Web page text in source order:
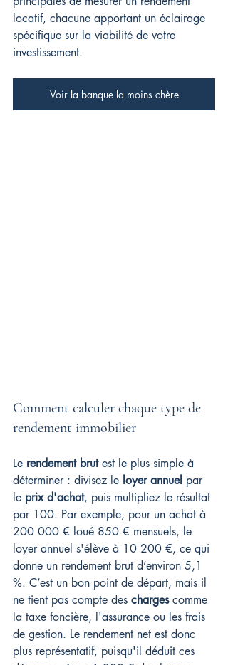
locatif, chacune apportant un éclairage
spécifique sur la viabilité de votre
investissement.
Voir la banque la moins chère
Comment calculer chaque type de
rendement immobilier
Le rendement brut est le plus simple à
déterminer : divisez le loyer annuel par
le prix d'achat, puis multipliez le résultat
par 100. Par exemple, pour un achat à
200 000 € loué 850 € mensuels, le
loyer annuel s'élève à 10 200 €, ce qui
donne un rendement brut d’environ 5,1
%. C’est un bon point de départ, mais il
ne tient pas compte des charges comme
la taxe foncière, l'assurance ou les frais
de gestion. Le rendement net est donc
plus représentatif, puisqu'il déduit ces